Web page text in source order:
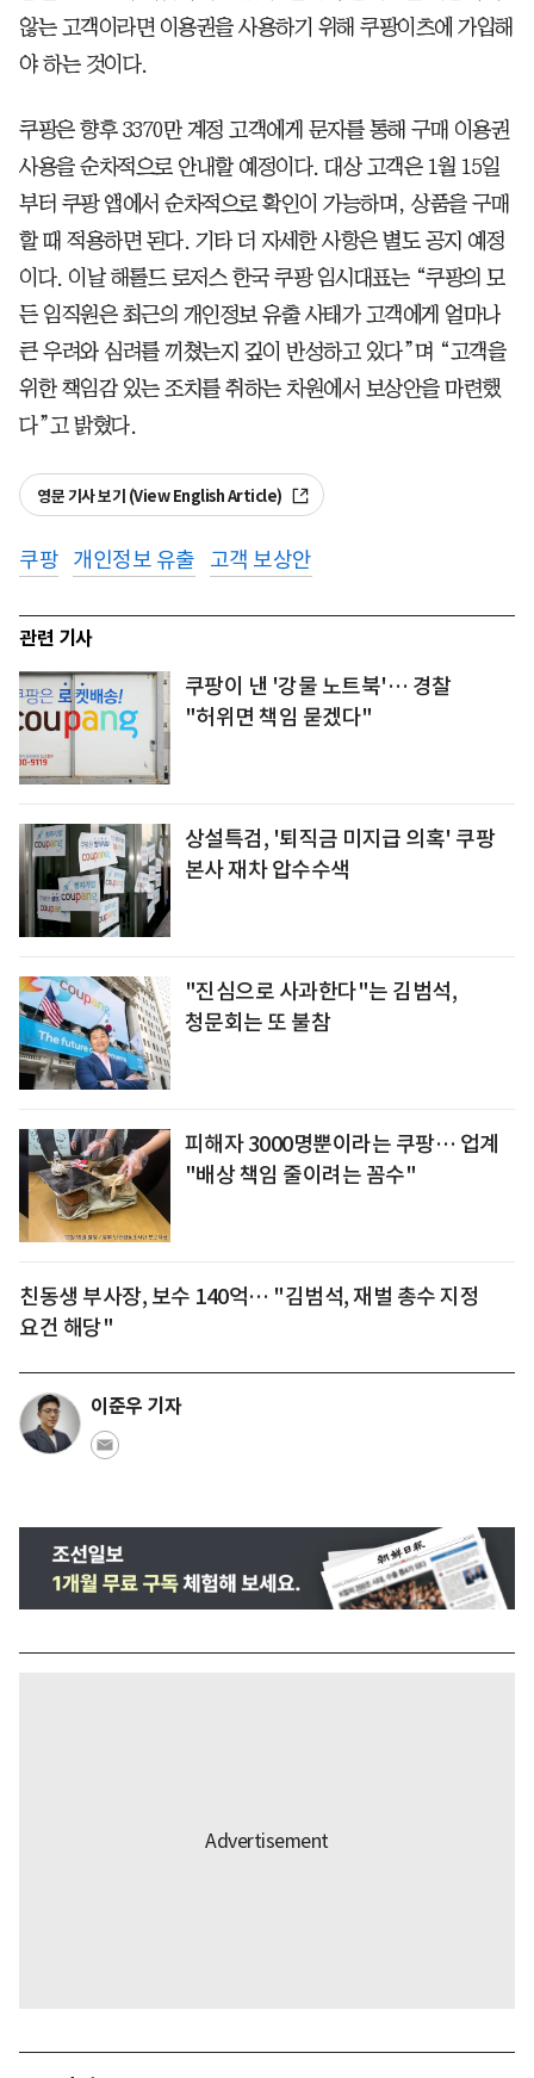
않는 고객이라면 이용권을 사용하기 위해 쿠팡이츠에 가입해
야 하는 것이다.
쿠팡은 향후 3370만 계정 고객에게 문자를 통해 구매 이용권
사용을 순차적으로 안내할 예정이다. 대상 고객은 1월 15일
부터 쿠팡 앱에서 순차적으로 확인이 가능하며, 상품을 구매
할 때 적용하면 된다. 기타 더 자세한 사항은 별도 공지 예정
이다. 이날 해롤드 로저스 한국 쿠팡 임시대표는 “쿠팡의 모
든 임직원은 최근의 개인정보 유출 사태가 고객에게 얼마나
큰 우려와 심려를 끼쳤는지 깊이 반성하고 있다”며 “고객을
위한 책임감 있는 조치를 취하는 차원에서 보상안을 마련했
다”고 밝혔다.
영문 기사 보기 (View English Article)
쿠팡 개인정보 유출 고객 보상안
관련 기사
쿠팡이 낸 '강물 노트북'… 경찰
"허위면 책임 묻겠다"
상설특검, '퇴직금 미지급 의혹' 쿠팡
본사 재차 압수수색
"진심으로 사과한다"는 김범석,
청문회는 또 불참
피해자 3000명뿐이라는 쿠팡… 업계
"배상 책임 줄이려는 꼼수"
친동생 부사장, 보수 140억… "김범석, 재벌 총수 지정
요건 해당"
이준우 기자